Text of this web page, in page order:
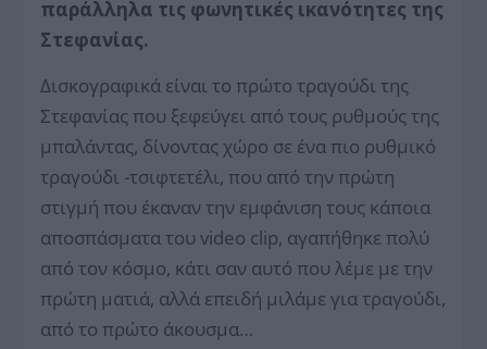
παράλληλα τις φωνητικές ικανότητες της
Στεφανίας.
Δισκογραφικά είναι το πρώτο τραγούδι της
Στεφανίας που ξεφεύγει από τους ρυθμούς της
μπαλάντας, δίνοντας χώρο σε ένα πιο ρυθμικό
τραγούδι -τσιφτετέλι, που από την πρώτη
στιγμή που έκαναν την εμφάνιση τους κάποια
αποσπάσματα του video clip, αγαπήθηκε πολύ
από τον κόσμο, κάτι σαν αυτό που λέμε με την
πρώτη ματιά, αλλά επειδή μιλάμε για τραγούδι,
από το πρώτο άκουσμα…